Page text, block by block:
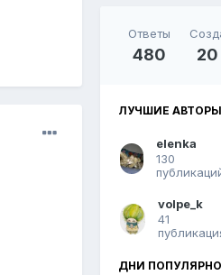
Ответы
480 20
ЛУЧШИЕ
elenka
130
volpe_k
41
ДНИ